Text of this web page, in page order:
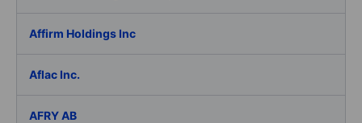
Affirm Holdings Inc
Aflac Inc.
AFRY AB